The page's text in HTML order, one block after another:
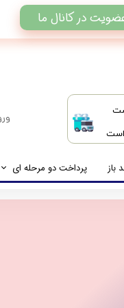
است
باز پرداخت دو مرحله ای
راهنمای پرداخت دو
در کانال ما